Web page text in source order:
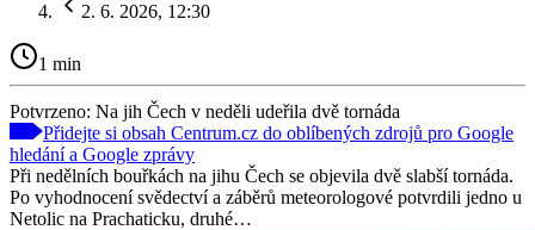
2. 6. 2026, 12:30
1 min
Potvrzeno: Na jih Čech v neděli udeřila dvě tornáda
Přidejte si obsah Centrum.cz do oblíbených zdrojů pro Google
hledání a Google zprávy
Při nedělních bouřkách na jihu Čech se objevila dvě slabší tornáda.
Po vyhodnocení svědectví a záběrů meteorologové potvrdili jedno u
Netolic na Prachaticku, druhé…